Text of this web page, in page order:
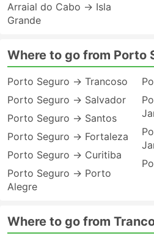
Arraial do Cabo → Isla
Grande
Where to go from Porto
Porto Seguro → Trancoso
Porto Seguro → Salvador
Porto Seguro → Santos
Porto Seguro → Fortaleza
Porto Seguro → Curitiba
Porto Seguro → Porto
Alegre
Where to go from